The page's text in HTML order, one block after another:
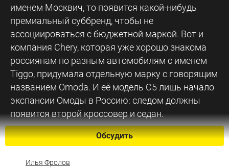
именем Москвич, то появится какой-нибудь
премиальный суббренд, чтобы не
ассоциироваться с бюджетной маркой. Вот и
компания Chery, которая уже хорошо знакома
россиянам по разным автомобилям с именем
Tiggo, придумала отдельную марку с говорящим
названием Omoda. И её модель C5 лишь начало
экспансии Омоды в Россию: следом должны
появится второй кроссовер и седан.
Обсудить
Илья Фролов